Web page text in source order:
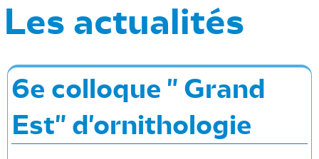
Les actualités
6e colloque " Grand
Est" d'ornithologie